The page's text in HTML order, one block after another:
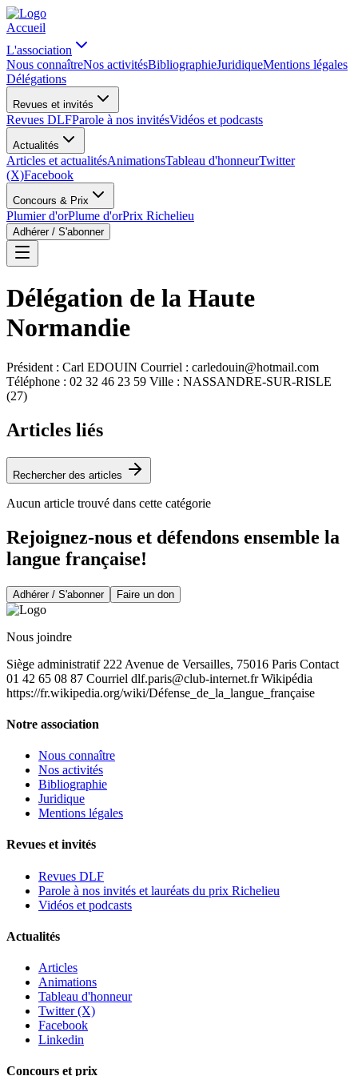
Accueil
L'association
Nous connaîtreNos activitésBibliographieJuridiqueMentions légales
Délégations
Revues et invités
Revues DLFParole à nos invitésVidéos et podcasts
Actualités
Articles et actualitésAnimationsTableau d'honneurTwitter
(X)Facebook
Concours & Prix
Plumier d'orPlume d'orPrix Richelieu
Adhérer / S'abonner
Délégation de la Haute
Normandie
Président : Carl EDOUIN Courriel : carledouin@hotmail.com
Téléphone : 02 32 46 23 59 Ville : NASSANDRE-SUR-RISLE
(27)
Articles liés
Rechercher des articles
Aucun article trouvé dans cette catégorie
Rejoignez-nous et défendons ensemble la
langue française!
Adhérer / S'abonner Faire un don
Nous joindre
Siège administratif 222 Avenue de Versailles, 75016 Paris Contact
01 42 65 08 87 Courriel dlf.paris@club-internet.frWikipédia
https://fr.wikipedia.org/wiki/Défense_de_la_langue_française
Notre association
Nous connaître
Nos activités
Bibliographie
Juridique
Mentions légales
Revues et invités
Revues DLF
Parole à nos invités et lauréats du prix Richelieu
Vidéos et podcasts
Actualités
Articles
Animations
Tableau d'honneur
Twitter (X)
Facebook
Linkedin
Concours et prix